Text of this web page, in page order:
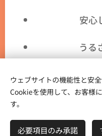
安心
うる
その時その時で、
う場所
ウェブサイトの機能性と安
Cookieを使用して、お客様
す。
必要項目のみ承諾